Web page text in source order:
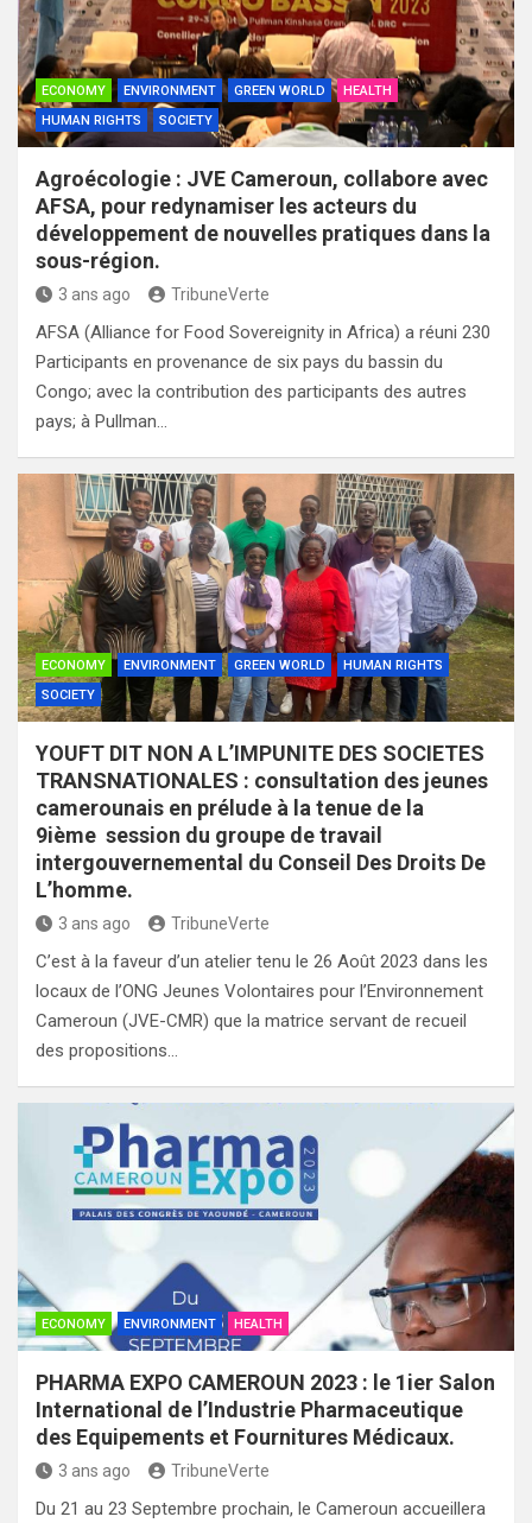
ECONOMY ENVIRONMENT GREEN WORLD
HEALTH
HUMAN RIGHTS
SOCIETY
Agroécologie : JVE Cameroun, collabore avec
AFSA, pour redynamiser les acteurs du
développement de nouvelles pratiques dans la
sous-région.
3 ans ago TribuneVerte
AFSA (Alliance for Food Sovereignity in Africa) a réuni 230
Participants en provenance de six pays du bassin du
Congo; avec la contribution des participants des autres
pays; à Pullman…
ECONOMY ENVIRONMENT GREEN WORLD
HUMAN RIGHTS
SOCIETY
YOUFT DIT NON A L’IMPUNITE DES SOCIETES
TRANSNATIONALES : consultation des jeunes
camerounais en prélude à la tenue de la
9ième session du groupe de travail
intergouvernemental du Conseil Des Droits De
L’homme.
3 ans ago TribuneVerte
C’est à la faveur d’un atelier tenu le 26 Août 2023 dans les
locaux de l’ONG Jeunes Volontaires pour l’Environnement
Cameroun (JVE-CMR) que la matrice servant de recueil
des propositions…
ECONOMY ENVIRONMENT HEALTH
PHARMA EXPO CAMEROUN 2023 : le 1ier Salon
International de l’Industrie Pharmaceutique
des Equipements et Fournitures Médicaux.
3 ans ago TribuneVerte
Du 21 au 23 Septembre prochain, le Cameroun accueillera